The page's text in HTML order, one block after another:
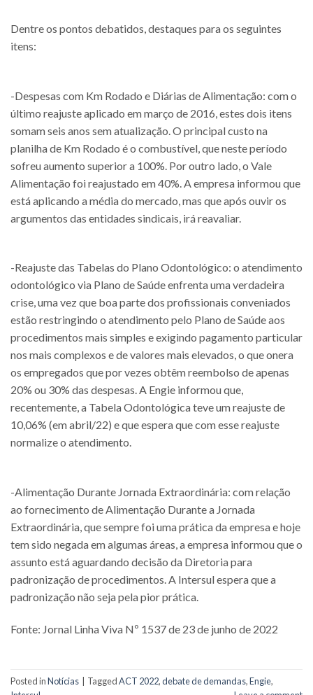
Dentre os pontos debatidos, destaques para os seguintes
itens:
-Despesas com Km Rodado e Diárias de Alimentação: com o
último reajuste aplicado em março de 2016, estes dois itens
somam seis anos sem atualização. O principal custo na
planilha de Km Rodado é o combustível, que neste período
sofreu aumento superior a 100%. Por outro lado, o Vale
Alimentação foi reajustado em 40%. A empresa informou que
está aplicando a média do mercado, mas que após ouvir os
argumentos das entidades sindicais, irá reavaliar.
-Reajuste das Tabelas do Plano Odontológico: o atendimento
odontológico via Plano de Saúde enfrenta uma verdadeira
crise, uma vez que boa parte dos profissionais conveniados
estão restringindo o atendimento pelo Plano de Saúde aos
procedimentos mais simples e exigindo pagamento particular
nos mais complexos e de valores mais elevados, o que onera
os empregados que por vezes obtêm reembolso de apenas
20% ou 30% das despesas. A Engie informou que,
recentemente, a Tabela Odontológica teve um reajuste de
10,06% (em abril/22) e que espera que com esse reajuste
normalize o atendimento.
-Alimentação Durante Jornada Extraordinária: com relação
ao fornecimento de Alimentação Durante a Jornada
Extraordinária, que sempre foi uma prática da empresa e hoje
tem sido negada em algumas áreas, a empresa informou que o
assunto está aguardando decisão da Diretoria para
padronização de procedimentos. A Intersul espera que a
padronização não seja pela pior prática.
Fonte: Jornal Linha Viva Nº 1537 de 23 de junho de 2022
Posted inNotícias TaggedACT 2022,debate de demandas,Engie,